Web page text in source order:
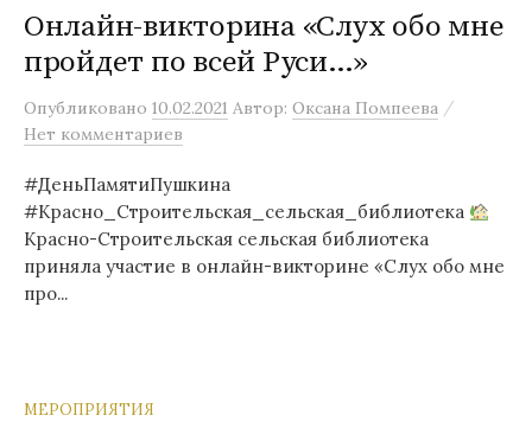
Онлайн-викторина «Слух обо мне
пройдет по всей Руси…»
Опубликовано 10.02.2021 Автор: Оксана Помпеева /
Нет комментариев
#ДеньПамятиПушкина
#Красно_Строительская_сельская_библиотека
Красно-Строительская сельская библиотека
приняла участие в онлайн-викторине «Слух обо мне
про...
МЕРОПРИЯТИЯ